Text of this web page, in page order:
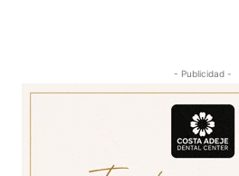
- Publicidad -